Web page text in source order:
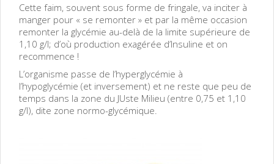
Cette faim, souvent sous forme de fringale, va inciter à
manger pour « se remonter » et par la même occasion
remonter la glycémie au-delà de la limite supérieure de
1,10 g/l; d’où production exagérée d’Insuline et on
recommence !
L’organisme passe de l’hyperglycémie à
l’hypoglycémie (et inversement) et ne reste que peu de
temps dans la zone du JUste Milieu (entre 0,75 et 1,10
g/l), dite zone normo-glycémique.